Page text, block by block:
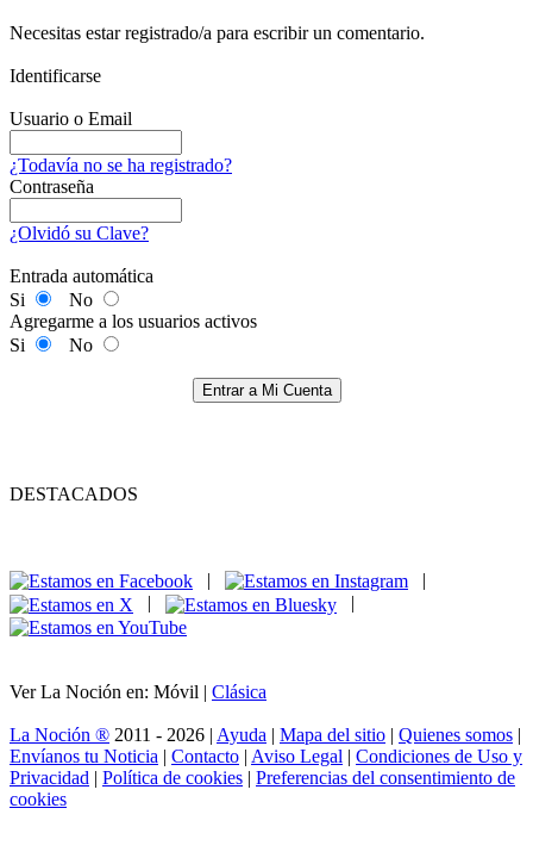
Necesitas estar registrado/a para escribir un comentario.
Identificarse
Usuario o Email
¿Todavía no se ha registrado?
Contraseña
¿Olvidó su Clave?
Entrada automática
Si
No
Agregarme a los usuarios activos
Si
No
Entrar a Mi Cuenta
DESTACADOS
|
|
|
|
Ver La Noción en: Móvil | Clásica
La Noción ® 2011 - 2026 | Ayuda | Mapa del sitio | Quienes somos |
Envíanos tu Noticia | Contacto | Aviso Legal | Condiciones de Uso y
Privacidad | Política de cookies | Preferencias del consentimiento de
cookies